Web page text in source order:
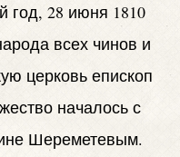
год, 28 июня 1810
всех чинов и
церковь епископ
началось с
Шереметевым.